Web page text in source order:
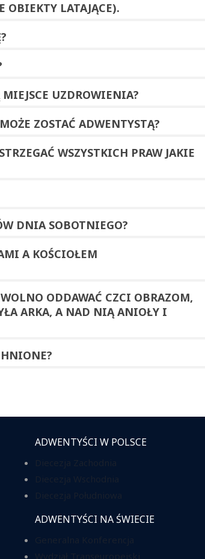
OBIEKTY LATAJĄCE).
UZDROWIENIA?
ZOSTAĆ ADWENTYSTĄ?
WSZYSTKICH PRAW JAKIE
DNIA SOBOTNIEGO?
A KOŚCIOŁEM
ODDAWAĆ CZCI OBRAZOM,
ARKA, A NAD NIĄ ANIOŁY I
ADWENTYŚCI W POLSCE
ADWENTYŚCI NA ŚWIECIE